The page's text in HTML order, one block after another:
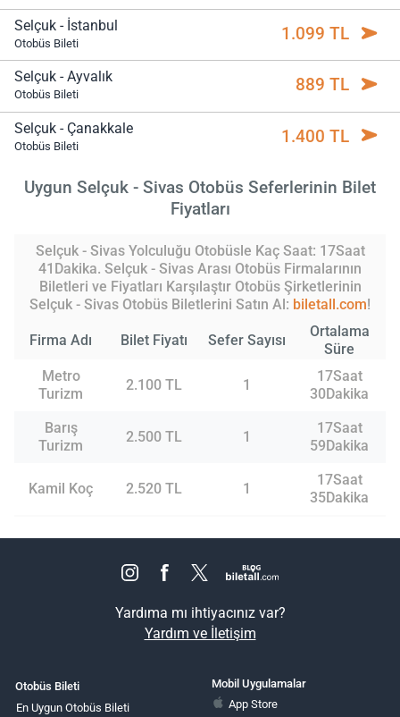
Selçuk - İstanbul
Otobüs Bileti 1.099 TL
Selçuk - Ayvalık
Otobüs Bileti 889 TL
Selçuk - Çanakkale
Otobüs Bileti 1.400 TL
Uygun Selçuk - Sivas Otobüs Seferlerinin Bilet
Fiyatları
Selçuk - Sivas Yolculuğu Otobüsle Kaç Saat: 17Saat
41Dakika. Selçuk - Sivas Arası Otobüs Firmalarının
Biletleri ve Fiyatları Karşılaştır Otobüs Şirketlerinin
Selçuk - Sivas Otobüs Biletlerini Satın Al: biletall.com!
Firma Adı Bilet Fiyatı Sefer Sayısı
Ortalama
Süre
Metro
Turizm
2.100 TL 1
17Saat
30Dakika
Barış
Turizm
2.500 TL 1
17Saat
59Dakika
Kamil Koç 2.520 TL 1
17Saat
35Dakika
Yardıma mı ihtiyacınız var?
Yardım ve İletişim
Otobüs Bileti
En Uygun Otobüs Bileti
Mobil Uygulamalar
App Store